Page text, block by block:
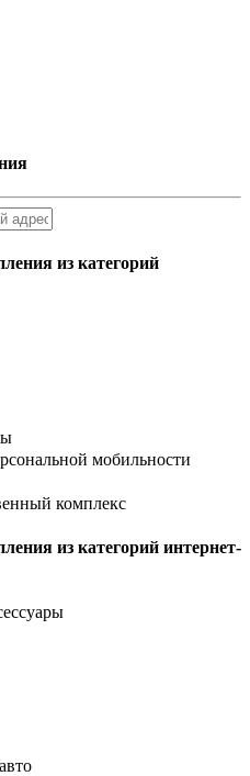
из категорий
мобильности
комплекс
из категорий интернет-